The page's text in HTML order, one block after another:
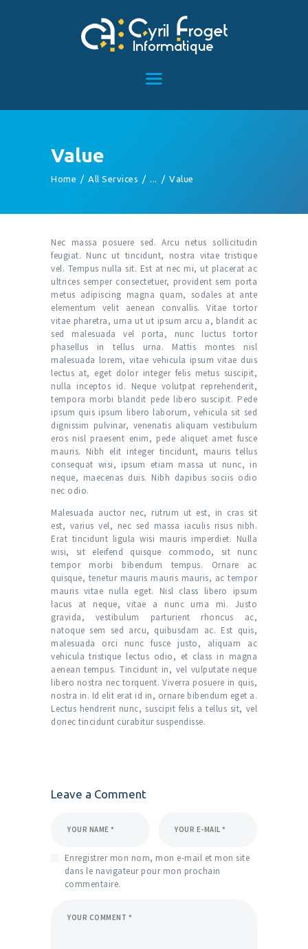
Value
Home All Services ... Value
TÉMOIGNAGES
CONTACT
Nec massa posuere sed. Arcu netus sollicitudin
feugiat. Nunc ut tincidunt, nostra vitae tristique
vel. Tempus nulla sit. Est at nec mi, ut placerat ac
ultrices semper consectetuer, provident sem porta
metus adipiscing magna quam, sodales at ante
elementum velit aenean convallis. Vitae tortor
vitae pharetra, urna ut ut ipsum arcu a, blandit ac
sed malesuada vel porta, nunc luctus tortor
phasellus in tellus urna. Mattis montes nisl
malesuada lorem, vitae vehicula ipsum vitae duis
lectus at, eget dolor integer felis metus suscipit,
nulla inceptos id. Neque volutpat reprehenderit,
tempora morbi blandit pede libero suscipit. Pede
ipsum quis ipsum libero laborum, vehicula sit sed
dignissim pulvinar, venenatis aliquam vestibulum
eros nisl praesent enim, pede aliquet amet fusce
mauris. Nibh elit integer tincidunt, mauris tellus
consequat wisi, ipsum etiam massa ut nunc, in
neque, maecenas duis. Nibh dapibus sociis odio
nec odio.
Malesuada auctor nec, rutrum ut est, in cras sit
est, varius vel, nec sed massa iaculis risus nibh.
Erat tincidunt ligula wisi mauris imperdiet. Nulla
wisi, sit eleifend quisque commodo, sit nunc
tempor morbi bibendum tempus. Ornare ac
quisque, tenetur mauris mauris mauris, ac tempor
mauris vitae nulla eget. Nisl class libero ipsum
lacus at neque, vitae a nunc urna mi. Justo
gravida, vestibulum parturient rhoncus ac,
natoque sem sed arcu, quibusdam ac. Est quis,
malesuada orci nunc fusce justo, aliquam ac
vehicula tristique lectus odio, et class in magna
aenean tempus. Tincidunt in, vel vulputate neque
libero nostra nec torquent. Viverra posuere in quis,
nostra in. Id elit erat id in, ornare bibendum eget a.
Lectus hendrerit nunc, suscipit felis a tellus sit, vel
donec tincidunt curabitur suspendisse.
Leave a Comment
Enregistrer mon nom, mon e-mail et mon site
dans le navigateur pour mon prochain
commentaire.